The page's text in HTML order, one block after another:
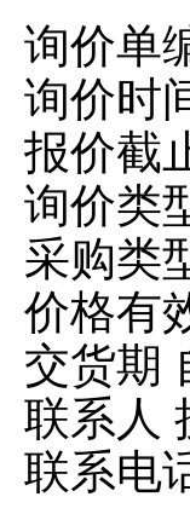
询价单
询价时
报价截
询价类
采购类
价格有
交货期
联系人
联系电